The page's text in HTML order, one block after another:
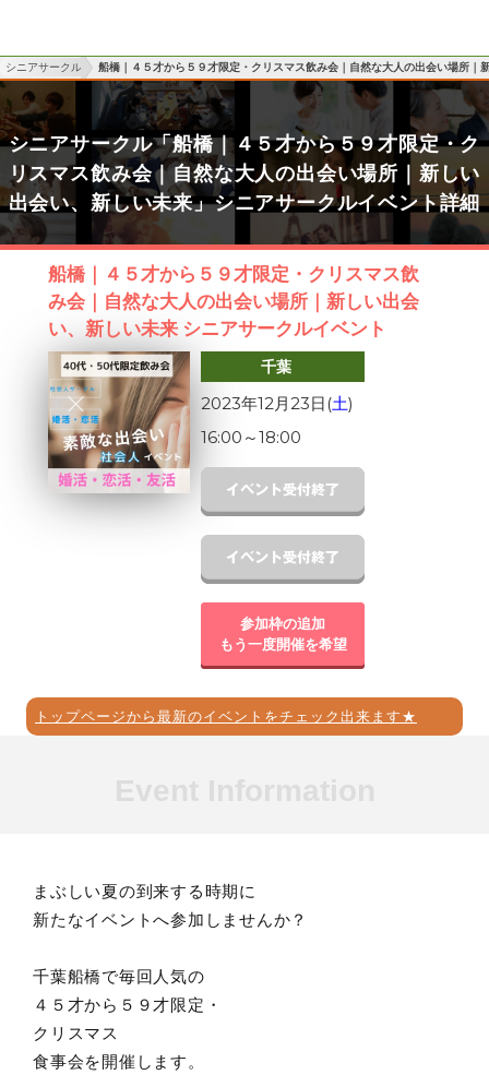
シニアサークル 船橋｜４５才から５９才限定・クリスマス飲み会｜自然な大人の出会い場所｜
シニアサークル「船橋｜４５才から５９才限定・ク
リスマス飲み会｜自然な大人の出会い場所｜新しい
出会い、新しい未来」シニアサークルイベント詳細
船橋｜４５才から５９才限定・クリスマス飲
み会｜自然な大人の出会い場所｜新しい出会
い、新しい未来 シニアサークルイベント
千葉
2023年12月23日(土)
16:00 ～18:00
参加枠の追加
もう一度開催を希望
トップページから最新のイベントをチェック出来ます★
まぶしい夏の到来する時期に
新たなイベントへ参加しませんか？
千葉船橋で毎回人気の
４５才から５９才限定・
クリスマス
食事会を開催します。